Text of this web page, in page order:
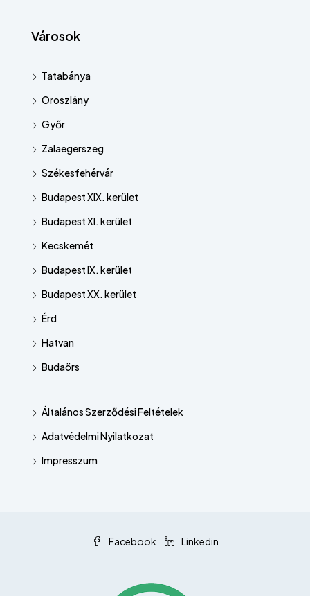
Városok
Tatabánya
Oroszlány
Győr
Zalaegerszeg
Székesfehérvár
Budapest XIX. kerület
Budapest XI. kerület
Kecskemét
Budapest IX. kerület
Budapest XX. kerület
Érd
Hatvan
Budaörs
Általános Szerződési Feltételek
Adatvédelmi Nyilatkozat
Impresszum
Facebook Linkedin